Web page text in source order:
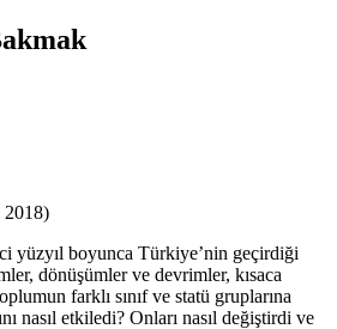
2018)
yüzyıl boyunca Türkiye’nin geçirdiği
dönüşümler ve devrimler, kısaca
farklı sınıf ve statü gruplarına
nasıl etkiledi? Onları nasıl değiştirdi ve